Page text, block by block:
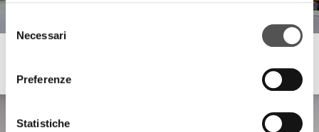
delNecessari
Preferenze
Statistiche